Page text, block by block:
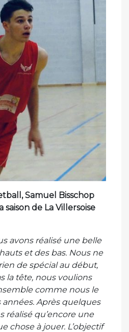
Samuel Bisschop
saison de La Villersoise
avons réalisé une belle
et des bas. Nous ne
de spécial au début,
la tête, nous voulions
comme nous le
années. Après quelques
réalisé qu’encore une
chose à jouer. L’objectif